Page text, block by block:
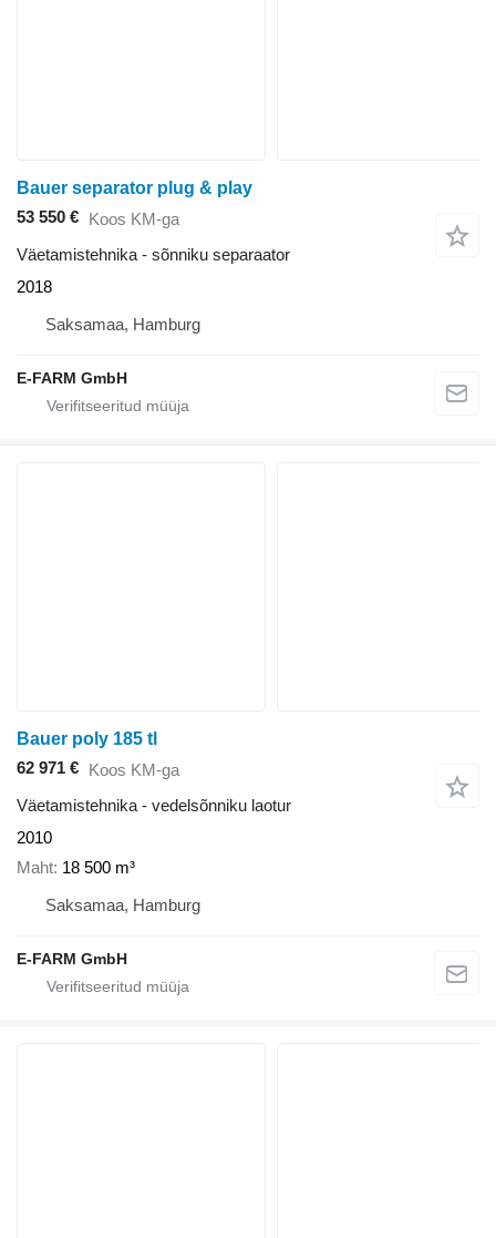
Bauer separator plug & play
53 550 € Koos KM-ga
Väetamistehnika - sõnniku separaator
2018
Saksamaa, Hamburg
E-FARM GmbH
Bauer poly 185 tl
62 971 € Koos KM-ga
Väetamistehnika - vedelsõnniku laotur
2010
Maht 18 500 m³
Saksamaa, Hamburg
E-FARM GmbH